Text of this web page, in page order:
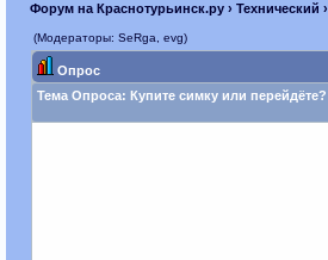
Форум на Краснотурьинск.ру› Технический ›
(Модераторы: SeRga, evg)
Опрос
Тема Опроса: Купите симку или перейдёте?